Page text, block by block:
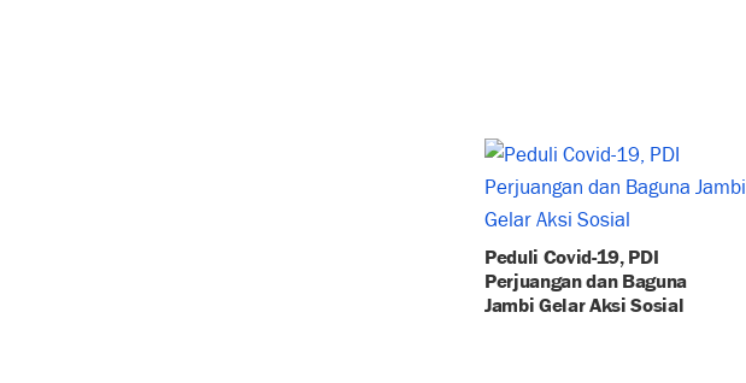
Peduli Covid-19, PDI
Perjuangan dan Baguna
Jambi Gelar Aksi Sosial